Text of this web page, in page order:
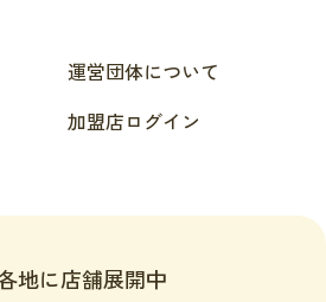
運営団体について
加盟店ログイン
地に店舗展開中